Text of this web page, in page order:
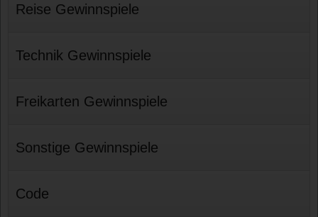
Reise Gewinnspiele
Technik Gewinnspiele
Freikarten Gewinnspiele
Sonstige Gewinnspiele
Code